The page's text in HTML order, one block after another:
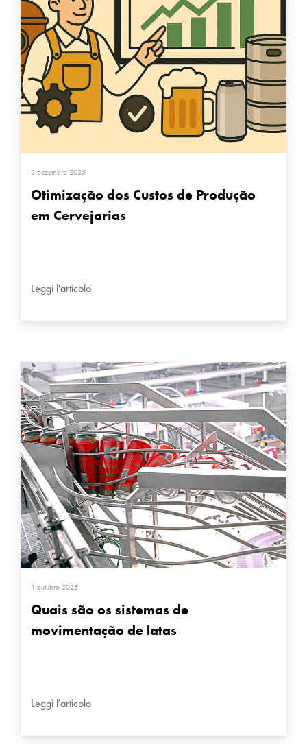
3 dezembro 2025
Otimização dos Custos de Produção
em Cervejarias
Leggi l'articolo
1 outubro 2025
Quais são os sistemas de
movimentação de latas
Leggi l'articolo